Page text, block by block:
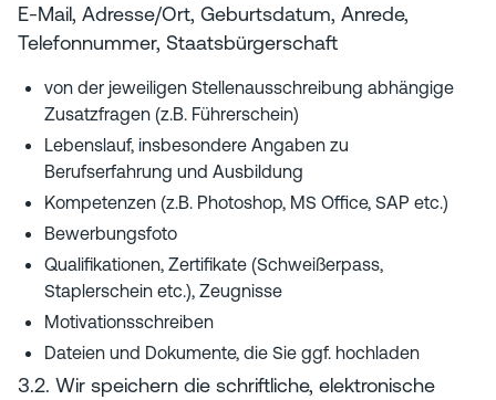
E-Mail, Adresse/Ort, Geburtsdatum, Anrede,
Telefonnummer, Staatsbürgerschaft
von der jeweiligen Stellenausschreibung abhängige
Zusatzfragen (z.B. Führerschein)
Lebenslauf, insbesondere Angaben zu
Berufserfahrung und Ausbildung
Kompetenzen (z.B. Photoshop, MS Office, SAP etc.)
Bewerbungsfoto
Qualifikationen, Zertifikate (Schweißerpass,
Staplerschein etc.), Zeugnisse
Motivationsschreiben
Dateien und Dokumente, die Sie ggf. hochladen
3.2. Wir speichern die schriftliche, elektronische